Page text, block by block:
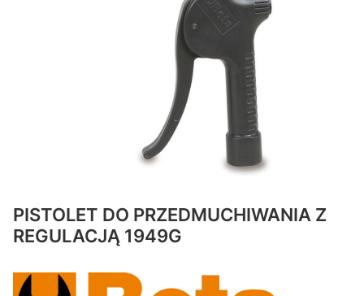
PISTOLET DO PRZEDMUCHIWANIA Z
REGULACJĄ 1949G